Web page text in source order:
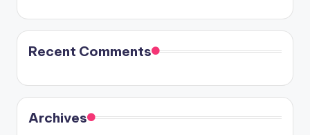
Recent Comments
Archives